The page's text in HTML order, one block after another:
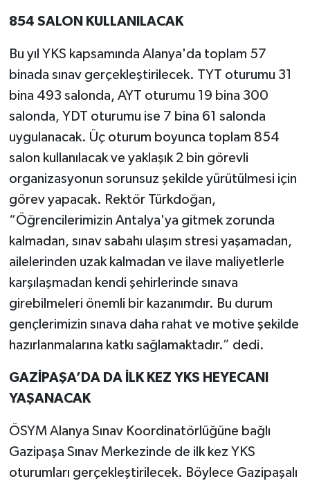
854 SALON KULLANILACAK
Bu yıl YKS kapsamında Alanya'da toplam 57
binada sınav gerçekleştirilecek. TYT oturumu 31
bina 493 salonda, AYT oturumu 19 bina 300
salonda, YDT oturumu ise 7 bina 61 salonda
uygulanacak. Üç oturum boyunca toplam 854
salon kullanılacak ve yaklaşık 2 bin görevli
organizasyonun sorunsuz şekilde yürütülmesi için
görev yapacak. Rektör Türkdoğan,
“Öğrencilerimizin Antalya'ya gitmek zorunda
kalmadan, sınav sabahı ulaşım stresi yaşamadan,
ailelerinden uzak kalmadan ve ilave maliyetlerle
karşılaşmadan kendi şehirlerinde sınava
girebilmeleri önemli bir kazanımdır. Bu durum
gençlerimizin sınava daha rahat ve motive şekilde
hazırlanmalarına katkı sağlamaktadır.” dedi.
GAZİPAŞA’DA DA İLK KEZ YKS HEYECANI
YAŞANACAK
ÖSYM Alanya Sınav Koordinatörlüğüne bağlı
Gazipaşa Sınav Merkezinde de ilk kez YKS
oturumları gerçekleştirilecek. Böylece Gazipaşalı